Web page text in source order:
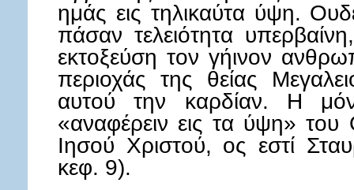
ημάς εις τηλικαύτα ύψη.
πάσαν τελειότητα
εκτοξεύση τον γήινον
περιοχάς της θείας
αυτού την καρδίαν. Η
«αναφέρειν εις τα ύψη»
Ιησού Χριστού, ος εστί
κεφ. 9).